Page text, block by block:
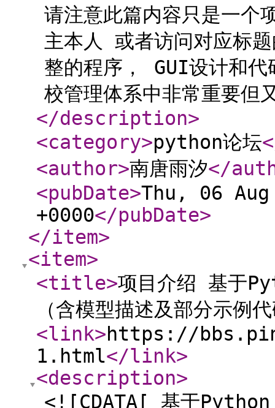
请注意此篇内容只是一个
主本人 或者访问对应标
整的程序， GUI设计和
校管理体系中非常重要
</description>
<category>python论坛
<author>南唐雨汐</
<pubDate>Thu, 06
+0000</pubDate>
</item>
<item>
<title>项目介绍 基于
（含模型描述及部分示例
<link>https://
1.html</link>
<description>
<![CDATA[ 基于Python